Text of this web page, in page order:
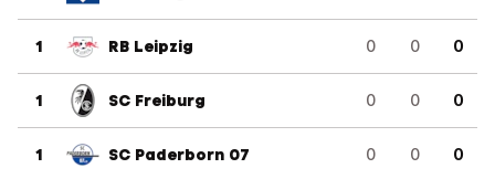
1 RB Leipzig 0 0 0
1 SC Freiburg 0 0 0
1 SC Paderborn 07 0 0 0